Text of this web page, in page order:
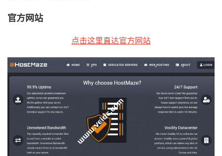
官方网站
点击这里直达官方网站